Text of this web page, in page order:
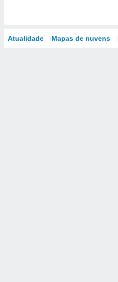
Atualidade Mapas de nuvens